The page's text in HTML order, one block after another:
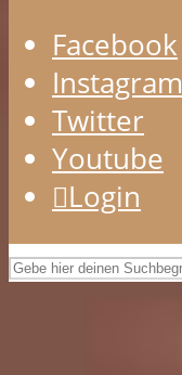
Facebook
Instagram
Twitter
Youtube
Login